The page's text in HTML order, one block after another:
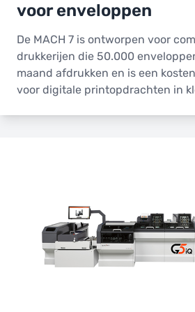
voor enveloppen
De MACH 7 is ontworpen voor
drukkerijen die 50.000
maand afdrukken en is een
voor digitale printopdrachten in